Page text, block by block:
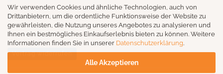
Wir verwenden Cookies und ähnliche Technologien, auch von
Drittanbietern, um die ordentliche Funktionsweise der Website zu
gewährleisten, die Nutzung unseres Angebotes zu analysieren und
Ihnen ein bestmögliches Einkaufserlebnis bieten zu können. Weitere
Informationen finden Sie in unserer Datenschutzerklärung.
Alle Akzeptieren
Cookie Einstellungen
Vertrag widerrufen